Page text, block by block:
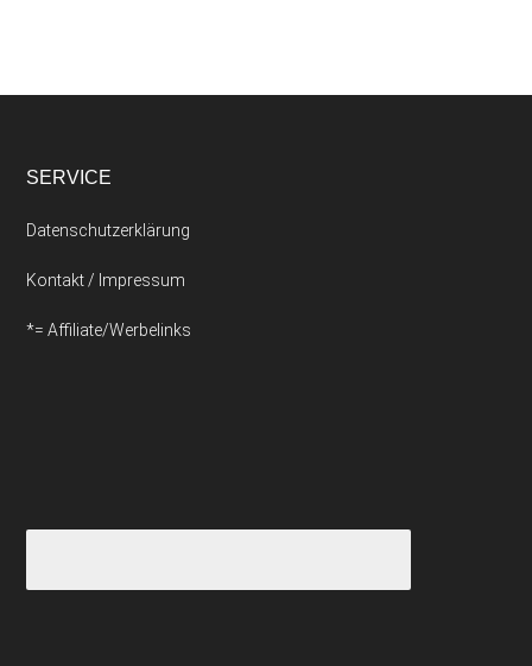
SERVICE
Datenschutzerklärung
Kontakt / Impressum
*= Affiliate/Werbelinks